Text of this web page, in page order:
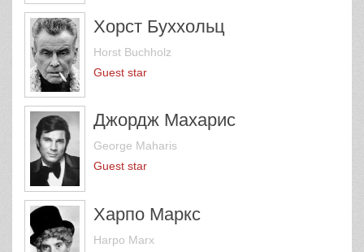
Хорст Буххольц
Horst Buchholz
Guest star
Джордж Махарис
George Maharis
Guest star
Харпо Маркс
Harpo Marx